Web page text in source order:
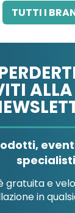
TUTTI I
gratuita e
in